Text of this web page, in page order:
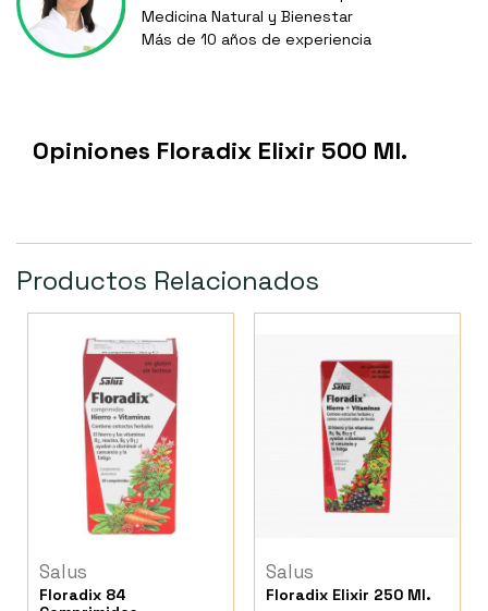
Medicina Natural y Bienestar
Más de 10 años de experiencia
Opiniones Floradix Elixir 500 Ml.
Productos Relacionados
Salus
Floradix 84
Salus
Floradix Elixir 250 Ml.